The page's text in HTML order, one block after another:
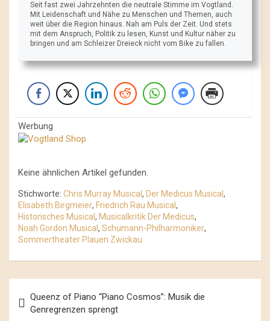
Seit fast zwei Jahrzehnten die neutrale Stimme im Vogtland.
Mit Leidenschaft und Nähe zu Menschen und Themen, auch
weit über die Region hinaus. Nah am Puls der Zeit. Und stets
mit dem Anspruch, Politik zu lesen, Kunst und Kultur näher zu
bringen und am Schleizer Dreieck nicht vom Bike zu fallen.
Werbung
Keine ähnlichen Artikel gefunden.
Stichworte: Chris Murray Musical, Der Medicus Musical,
Elisabeth Birgmeier, Friedrich Rau Musical,
Historisches Musical, Musicalkritik Der Medicus,
Noah Gordon Musical, Schumann-Philharmoniker,
Sommertheater Plauen Zwickau
Navigation
Queenz of Piano “Piano Cosmos”: Musik die
Genregrenzen sprengt